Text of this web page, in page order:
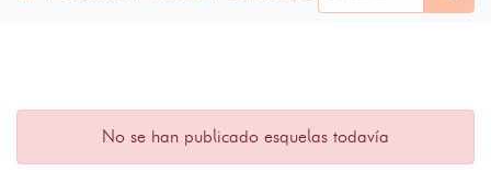
No se han publicado esquelas todavía